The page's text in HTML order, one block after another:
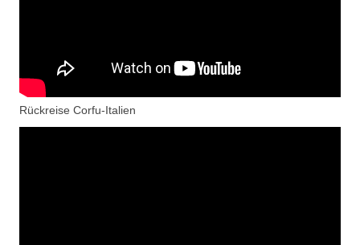
Rückreise Corfu-Italien